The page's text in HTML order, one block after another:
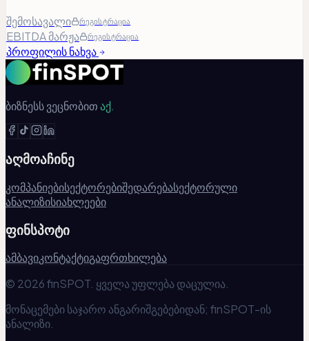
შემოსავალი რეგისტრაცია
EBITDA მარჟა რეგისტრაცია
პროფილის ნახვა
ბიზნესს ვეცნობითაქ.
აღმოაჩინე
კომპანიებისექტორებიშედარებასექტორული
ანალიზისიახლეები
ფინსპოტი
ამბავიკონტაქტიგაფრთხილება
© 2026 finSPOT. ყველა უფლება დაცულია.
მონაცემები საჯარო ანგარიშგებებიდან; finSPOT-ის
ანალიზი.